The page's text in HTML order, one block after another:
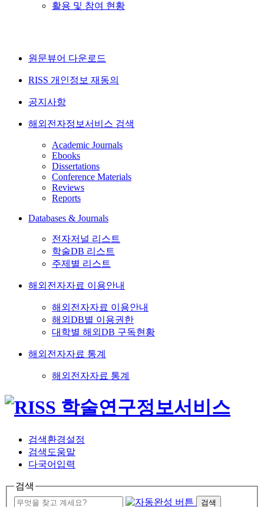
활용 및 참여 현황
원문뷰어 다운로드
RISS 개인정보 재동의
공지사항
해외전자정보서비스 검색
Academic Journals
Ebooks
Dissertations
Conference Materials
Reviews
Reports
Databases & Journals
전자저널 리스트
학술DB 리스트
주제별 리스트
해외전자자료 이용안내
해외전자자료 이용안내
해외DB별 이용권한
대학별 해외DB 구독현황
해외전자자료 통계
해외전자자료 통계
검색환경설정
검색도움말
다국어입력
검색
검색